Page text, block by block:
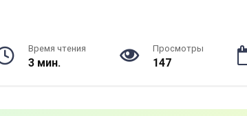
Время чтения
3 мин.
Просмотры
147